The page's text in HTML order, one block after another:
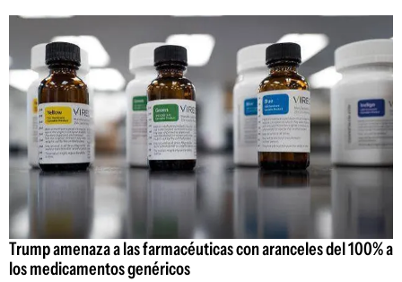
Trump amenaza a las farmacéuticas con aranceles del 100% a
los medicamentos genéricos